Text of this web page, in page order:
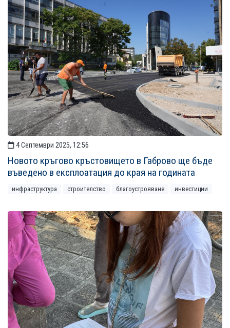
4 Септември 2025, 12:56
Новото кръгово кръстовището в Габрово ще бъде
въведено в експлоатация до края на годината
инфраструктура строителство благоустрояване инвестиции